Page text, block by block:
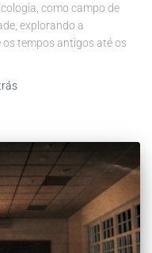
como campo de
explorando a
tempos antigos até os